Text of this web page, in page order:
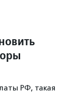
РФ, такая